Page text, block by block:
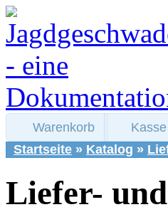
Warenkorb Kasse
Startseite » Katalog »
Liefer-